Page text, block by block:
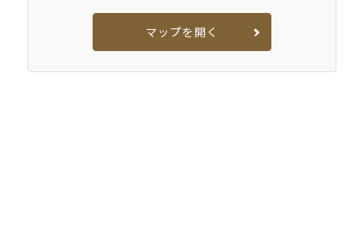
マップを開く